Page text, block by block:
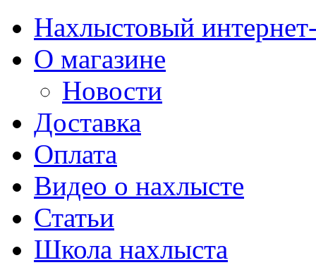
Нахлыстовый
О магазине
Новости
Доставка
Оплата
Видео о нахлысте
Статьи
Школа нахлыста